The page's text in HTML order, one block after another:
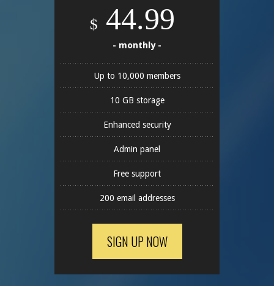
$ 44.99
- monthly -
Up to 10,000 members
10 GB storage
Enhanced security
Admin panel
Free support
200 email addresses
SIGN UP NOW